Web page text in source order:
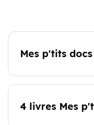
Mes p'tits docs
4 livres Mes